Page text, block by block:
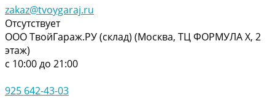
zakaz@tvoygaraj.ru
Отсутствует
ООО ТвойГараж.РУ (склад) (Москва, ТЦ ФОРМУЛА Х, 2
этаж)
с 10:00 до 21:00
925 642-43-03